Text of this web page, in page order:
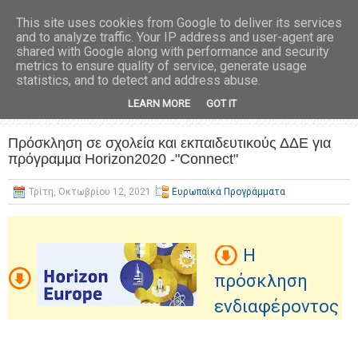
Πρόσκληση σε σχολεία και εκπαιδευτικούς ΔΔΕ για
πρόγραμμα Horizon2020 -"Connect"
Τρίτη, Οκτωβρίου 12, 2021 Ευρωπαϊκά Προγράμματα
H
πρόσκληση
ενδιαφέροντος
This site uses cookies from Google to deliver its services
and to analyze traffic. Your IP address and user-agent are
shared with Google along with performance and security
metrics to ensure quality of service, generate usage
statistics, and to detect and address abuse.
LEARN MORE GOT IT